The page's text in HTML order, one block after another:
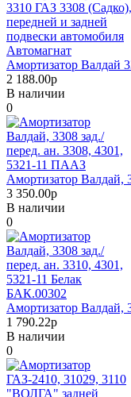
Амортизатор Валдай
2 188.00р
В наличии
0
Амортизатор Валдай,
3 350.00р
В наличии
0
Амортизатор Валдай,
1 790.22р
В наличии
0